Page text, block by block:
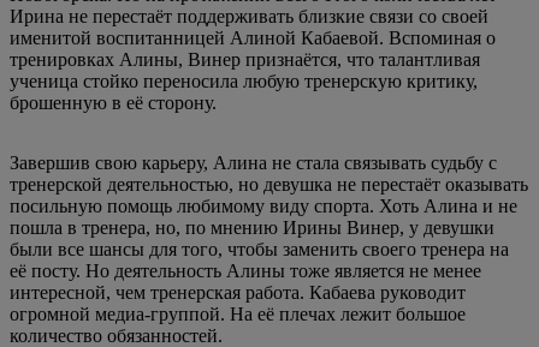
Ирина не перестаёт поддерживать близкие связи со своей
именитой воспитанницей Алиной Кабаевой. Вспоминая о
тренировках Алины, Винер признаётся, что талантливая
ученица стойко переносила любую тренерскую критику,
брошенную в её сторону.
Завершив свою карьеру, Алина не стала связывать судьбу с
тренерской деятельностью, но девушка не перестаёт оказывать
посильную помощь любимому виду спорта. Хоть Алина и не
пошла в тренера, но, по мнению Ирины Винер, у девушки
были все шансы для того, чтобы заменить своего тренера на
её посту. Но деятельность Алины тоже является не менее
интересной, чем тренерская работа. Кабаева руководит
огромной медиа-группой. На её плечах лежит большое
количество обязанностей.